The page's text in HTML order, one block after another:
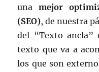
unamejor
(SEO), de nuestra
del “Texto ancla”
texto que va a
los que son